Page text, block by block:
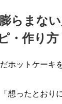
らまな
・作り方
ホットケーキ
想ったとおり